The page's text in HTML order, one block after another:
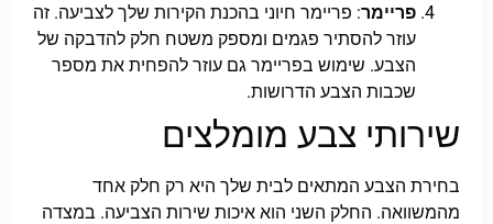
פריימר: פריימר חיוני בהכנת הקירות שלך לצביעה. זה
עוזר להסתיר פגמים ומספק משטח חלק להדבקה של
הצבע. שימוש בפריימר גם עוזר להפחית את מספר
שכבות הצבע הדרושות.
שירותי צבע מומלצים
בחירת הצבע המתאים לבית שלך היא רק חלק אחד
מהמשוואה. החלק השני הוא איכות שירות הצביעה. במצדה